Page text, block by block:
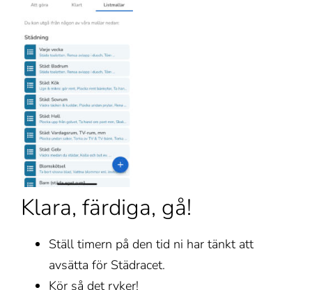
Klara, färdiga, gå!
Ställ timern på den tid ni har tänkt att
avsätta för Städracet.
Kör så det ryker!